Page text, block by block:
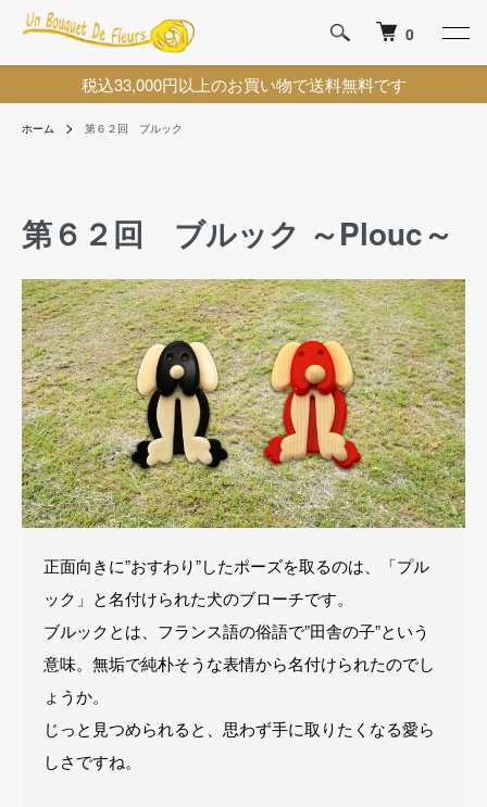
税込33,000円以上のお買い物で送料無料です
0
ホーム 第６２回 プルック
第６２回 ブルック ～Plouc～
正面向きに”おすわり”したポーズを取るのは、「プル
ック」と名付けられた犬のブローチです。
ブルックとは、フランス語の俗語で”田舎の子”という
意味。無垢で純朴そうな表情から名付けられたのでし
ょうか。
じっと見つめられると、思わず手に取りたくなる愛ら
しさですね。